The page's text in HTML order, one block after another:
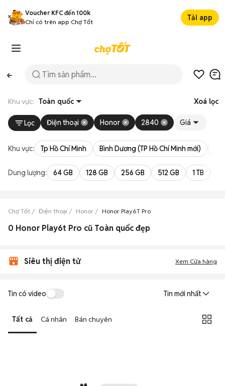
Voucher KFC đến 100k
Chỉ có trên app Chợ Tốt
Tải app
Khu vực: Toàn quốc Xoá lọc
Lọc Điện thoại Honor 2840 Giá
Khu vực: Tp Hồ Chí Minh Bình Dương (TP Hồ Chí Minh mới)
Dung lượng: 64 GB 128 GB 256 GB 512 GB 1 TB
Chợ Tốt Điện thoại Honor Honor Play6T Pro
0 Honor Play6t Pro cũ Toàn quốc đẹp
Siêu thị điện tử Xem Cửa hàng
Tin có video Tin mới nhất
Tất cả Cá nhân Bán chuyên